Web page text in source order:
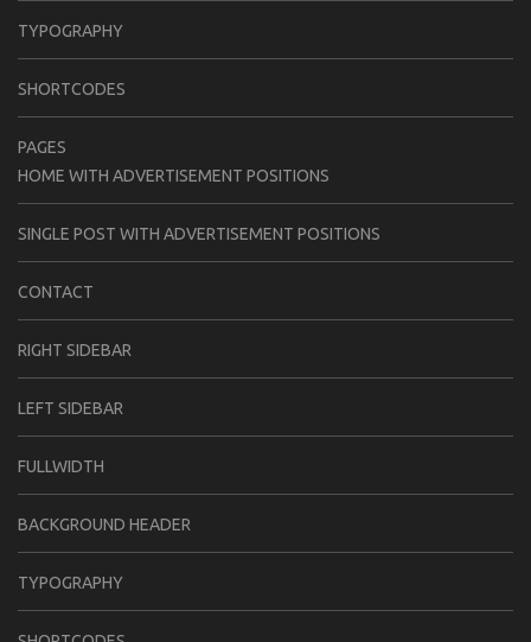
TYPOGRAPHY
SHORTCODES
PAGES
HOME WITH ADVERTISEMENT POSITIONS
SINGLE POST WITH ADVERTISEMENT POSITIONS
CONTACT
RIGHT SIDEBAR
LEFT SIDEBAR
FULLWIDTH
BACKGROUND HEADER
TYPOGRAPHY